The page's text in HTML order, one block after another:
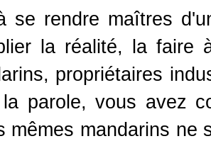
se rendre maîtres
la réalité, la faire
propriétaires
parole, vous avez
mêmes mandarins ne